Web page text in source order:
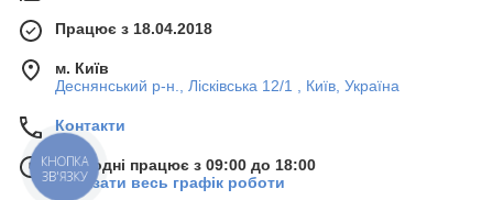
Працює з 18.04.2018
м. Київ
Деснянський р-н., Лісківська 12/1 , Київ, Україна
Контакти
Сьогодні працює з 09:00 до 18:00
Показати весь графік роботи
КНОПКА
ЗВ'ЯЗКУ